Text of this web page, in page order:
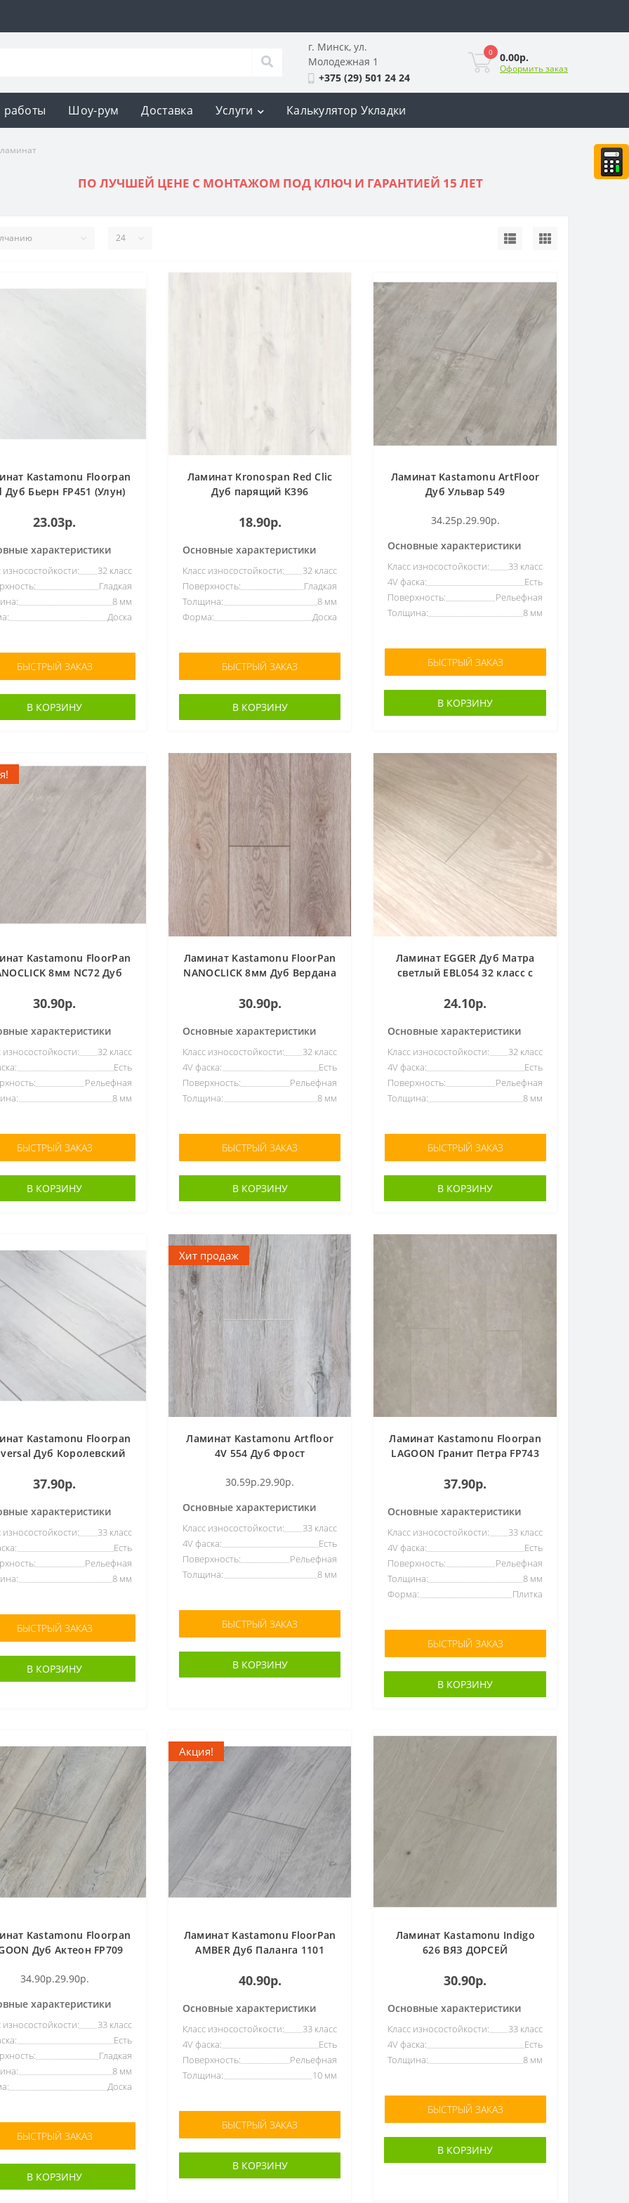
г. Минск, ул.
Молодежная 1
+375 (29) 501 24 24
0 0.00р.
Оформить заказ
Шоу-рум Доставка Услуги Калькулятор Укладки
ПО ЛУЧШЕЙ ЦЕНЕ С МОНТАЖОМ ПОД КЛЮЧ И ГАРАНТИЕЙ 15 ЛЕТ
Kastamonu Floorpan
Дуб Бьерн FP451 (Улун)
23.03р.
характеристики
износостойкости:
32 класс
Гладкая
8 мм
Доска
БЫСТРЫЙ ЗАКАЗ
В КОРЗИНУ
Ламинат Kronospan Red Clic
Дуб парящий К396
18.90р.
Основные характеристики
Класс износостойкости:
32 класс
Поверхность:
Гладкая
Толщина:
8 мм
Форма:
Доска
БЫСТРЫЙ ЗАКАЗ
В КОРЗИНУ
Ламинат Kastamonu ArtFloor
Дуб Ульвар 549
34.25р.29.90р.
Основные характеристики
Класс износостойкости:
33 класс
4V фаска:
Есть
Поверхность:
Рельефная
Толщина:
8 мм
БЫСТРЫЙ ЗАКАЗ
В КОРЗИНУ
Kastamonu FloorPan
8мм NC72 Дуб
30.90р.
характеристики
износостойкости:
32 класс
Есть
Рельефная
8 мм
БЫСТРЫЙ ЗАКАЗ
В КОРЗИНУ
Ламинат Kastamonu FloorPan
NANOCLICK 8мм Дуб Вердана
30.90р.
Основные характеристики
Класс износостойкости:
32 класс
4V фаска:
Есть
Поверхность:
Рельефная
Толщина:
8 мм
БЫСТРЫЙ ЗАКАЗ
В КОРЗИНУ
Ламинат EGGER Дуб Матра
светлый EBL054 32 класс с
24.10р.
Основные характеристики
Класс износостойкости:
32 класс
4V фаска:
Есть
Поверхность:
Рельефная
Толщина:
8 мм
БЫСТРЫЙ ЗАКАЗ
В КОРЗИНУ
Kastamonu Floorpan
Дуб Королевский
37.90р.
характеристики
износостойкости:
33 класс
Есть
Рельефная
8 мм
БЫСТРЫЙ ЗАКАЗ
В КОРЗИНУ
Хит продаж
Ламинат Kastamonu Artfloor
4V 554 Дуб Фрост
30.59р.29.90р.
Основные характеристики
Класс износостойкости:
33 класс
4V фаска:
Есть
Поверхность:
Рельефная
Толщина:
8 мм
БЫСТРЫЙ ЗАКАЗ
В КОРЗИНУ
Ламинат Kastamonu Floorpan
LAGOON Гранит Петра FP743
37.90р.
Основные характеристики
Класс износостойкости:
33 класс
4V фаска:
Есть
Поверхность:
Рельефная
Толщина:
8 мм
Форма:
Плитка
БЫСТРЫЙ ЗАКАЗ
В КОРЗИНУ
Kastamonu Floorpan
Дуб Актеон FP709
34.90р.29.90р.
характеристики
износостойкости:
33 класс
Есть
Гладкая
8 мм
Доска
БЫСТРЫЙ ЗАКАЗ
В КОРЗИНУ
Акция!
Ламинат Kastamonu FloorPan
AMBER Дуб Паланга 1101
40.90р.
Основные характеристики
Класс износостойкости:
33 класс
4V фаска:
Есть
Поверхность:
Рельефная
Толщина:
10 мм
БЫСТРЫЙ ЗАКАЗ
В КОРЗИНУ
Ламинат Kastamonu Indigo
626 ВЯЗ ДОРСЕЙ
30.90р.
Основные характеристики
Класс износостойкости:
33 класс
4V фаска:
Есть
Толщина:
8 мм
БЫСТРЫЙ ЗАКАЗ
В КОРЗИНУ